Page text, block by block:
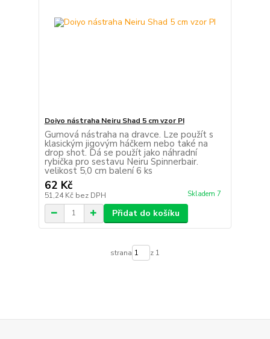
Doiyo nástraha Neiru Shad 5 cm vzor PI
Gumová nástraha na dravce. Lze použít s
klasickým jigovým háčkem nebo také na
drop shot. Dá se použít jako náhradní
rybička pro sestavu Neiru Spinnerbair.
velikost 5,0 cm balení 6 ks
62 Kč
51,24 Kč bez DPH Skladem 7
Přidat do košíku
strana z 1